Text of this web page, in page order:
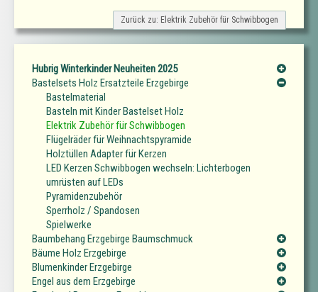
Zurück zu: Elektrik Zubehör für Schwibbogen
Hubrig Winterkinder Neuheiten 2025
Bastelsets Holz Ersatzteile Erzgebirge
Bastelmaterial
Basteln mit Kinder Bastelset Holz
Elektrik Zubehör für Schwibbogen
Flügelräder für Weihnachtspyramide
Holztüllen Adapter für Kerzen
LED Kerzen Schwibbogen wechseln: Lichterbogen
umrüsten auf LEDs
Pyramidenzubehör
Sperrholz / Spandosen
Spielwerke
Baumbehang Erzgebirge Baumschmuck
Bäume Holz Erzgebirge
Blumenkinder Erzgebirge
Engel aus dem Erzgebirge